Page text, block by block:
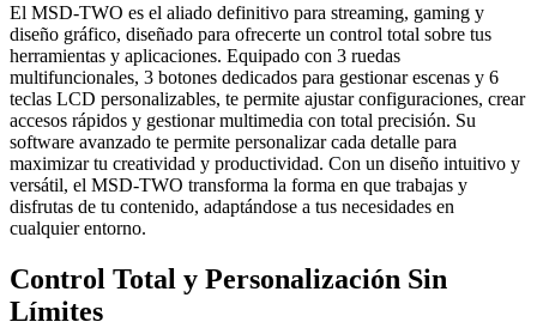
El MSD-TWO es el aliado definitivo para streaming, gaming y
diseño gráfico, diseñado para ofrecerte un control total sobre tus
herramientas y aplicaciones. Equipado con 3 ruedas
multifuncionales, 3 botones dedicados para gestionar escenas y 6
teclas LCD personalizables, te permite ajustar configuraciones, crear
accesos rápidos y gestionar multimedia con total precisión. Su
software avanzado te permite personalizar cada detalle para
maximizar tu creatividad y productividad. Con un diseño intuitivo y
versátil, el MSD-TWO transforma la forma en que trabajas y
disfrutas de tu contenido, adaptándose a tus necesidades en
cualquier entorno.
Control Total y Personalización Sin
Límites